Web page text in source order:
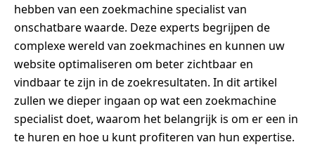
hebben van een zoekmachine specialist van
onschatbare waarde. Deze experts begrijpen de
complexe wereld van zoekmachines en kunnen uw
website optimaliseren om beter zichtbaar en
vindbaar te zijn in de zoekresultaten. In dit artikel
zullen we dieper ingaan op wat een zoekmachine
specialist doet, waarom het belangrijk is om er een in
te huren en hoe u kunt profiteren van hun expertise.